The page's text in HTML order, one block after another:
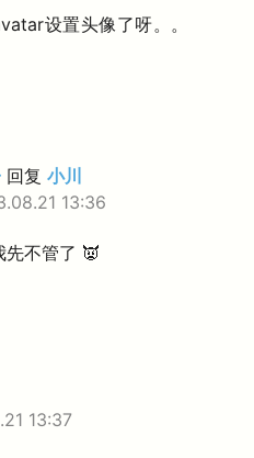
设置头像了呀。。
回复 小川
13:36
先不管了 👿
13:37